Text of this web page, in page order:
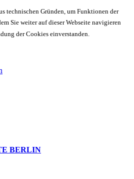
technischen Gründen, um Funktionen der
Sie weiter auf dieser Webseite navigieren
der Cookies einverstanden.
BERLIN